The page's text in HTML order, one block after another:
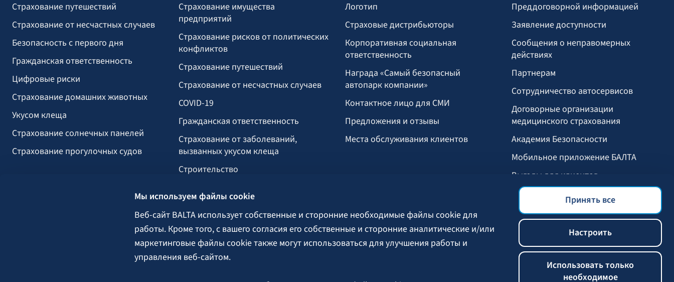
Мы используем файлы cookie
Веб-сайт BALTA использует собственные и сторонние необходимые файлы cookie для
работы. Кроме того, с вашего согласия его собственные и сторонние аналитические и/или
маркетинговые файлы cookie также могут использоваться для улучшения работы и
управления веб-сайтом.
Принять все
Настроить
Использовать только
необходимое
Страхование путешествий
Страхование от несчастных случаев
Безопасность с первого дня
Гражданская ответственность
Цифровые риски
Страхование домашних животных
Укусом клеща
Страхование солнечных панелей
Страхование прогулочных судов
Страхование имущества
предприятий
Страхование рисков от политических
конфликтов
Страхование путешествий
Страхование от несчастных случаев
COVID-19
Гражданская ответственность
Страхование от заболеваний,
вызванных укусом клеща
Строительство
Груз
Гарантии, поручительства
Логотип
Страховые дистрибьюторы
Корпоративная социальная
ответственность
Награда «Самый безопасный
автопарк компании»
Контактное лицо для СМИ
Предложения и отзывы
Места обслуживания клиентов
Преддоговорной информацией
Заявление доступности
Сообщения о неправомерных
действиях
Партнерам
Сотрудничество автосервисов
Договорные организации
медицинского страхования
Академия Безопасности
Мобильное приложение БАЛТА
Выгоды для клиентов